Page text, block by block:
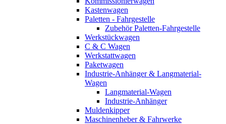
Kastenwagen
Paletten - Fahrgestelle
Zubehör Paletten-Fahrgestelle
Werkstückwagen
C & C Wagen
Werkstattwagen
Paketwagen
Industrie-Anhänger & Langmaterial-
Wagen
Langmaterial-Wagen
Industrie-Anhänger
Muldenkipper
Maschinenheber & Fahrwerke